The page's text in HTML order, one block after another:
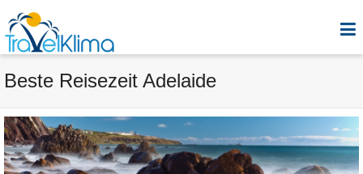
Beste Reisezeit Adelaide